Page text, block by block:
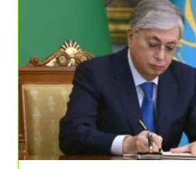
Серіктесі
2026
Жылдың
Қаңтар-
Сәуір
Айларының
Қорытындысы
Бойынша
Қазақстанның
Сауда
Айналымы
44,9
Млрд
$